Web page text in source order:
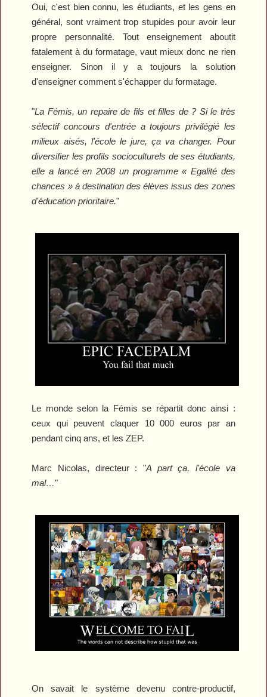
Oui, c'est bien connu, les étudiants, et les gens en
général, sont vraiment trop stupides pour avoir leur
propre personnalité. Tout enseignement aboutit
fatalement à du formatage, vaut mieux donc ne rien
enseigner. Sinon il y a toujours la solution
d'enseigner comment s'échapper du formatage.
"La Fémis, un repaire de fils et filles de ? Si le très
sélectif concours d'entrée a toujours privilégié les
milieux aisés, l'école le jure, ça va changer. Pour
diversifier les profils socioculturels de ses étudiants,
elle a lancé en 2008 un programme « Egalité des
chances » à destination des élèves issus des zones
d'éducation prioritaire."
Le monde selon la Fémis se répartit donc ainsi :
ceux qui peuvent claquer 10 000 euros par an
pendant cinq ans, et les ZEP.
Marc Nicolas, directeur : "A part ça, l'école va
mal…"
On savait le système devenu contre-productif,